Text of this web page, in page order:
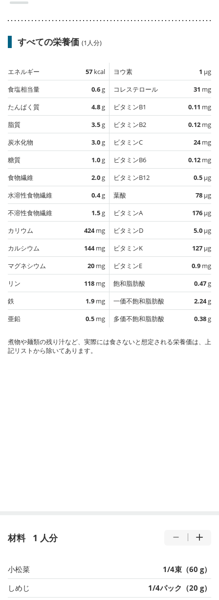
すべての栄養価 (1人分)
エネルギー 57 kcal
食塩相当量
0.6g
たんぱく質
4.8g
脂質
3.5g
炭水化物
3.0g
糖質
1.0g
食物繊維
2.0g
水溶性食物繊維
0.4g
不溶性食物繊維
1.5g
カリウム
424mg
カルシウム
144mg
マグネシウム
20 mg
リン
118 mg
鉄
1.9 mg
亜鉛
0.5 mg
ヨウ素 1 µg
コレステロール
31 mg
ビタミンB1
0.11 mg
ビタミンB2
0.12 mg
ビタミンC
24mg
ビタミンB6
0.12 mg
ビタミンB12
0.5 µg
葉酸
78 µg
ビタミンA
176 µg
ビタミンD
5.0 µg
ビタミンK
127 µg
ビタミンE
0.9 mg
飽和脂肪酸
0.47g
一価不飽和脂肪酸
2.24g
多価不飽和脂肪酸
0.38g
煮物や麺類の残り汁など、実際には食さないと想定される栄養価は、上
記リストから除いてあります。
材料 1 人分
小松菜
1/4束（60 g）
しめじ
1/4パック（20 g）